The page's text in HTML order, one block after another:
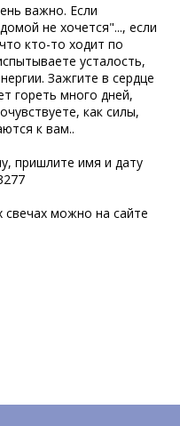
важно. Если
не хочется"..., если
кто-то ходит по
усталость,
Зажгите в сердце
гореть много дней,
как силы,
к вам..
пришлите имя и дату
свечах можно на сайте